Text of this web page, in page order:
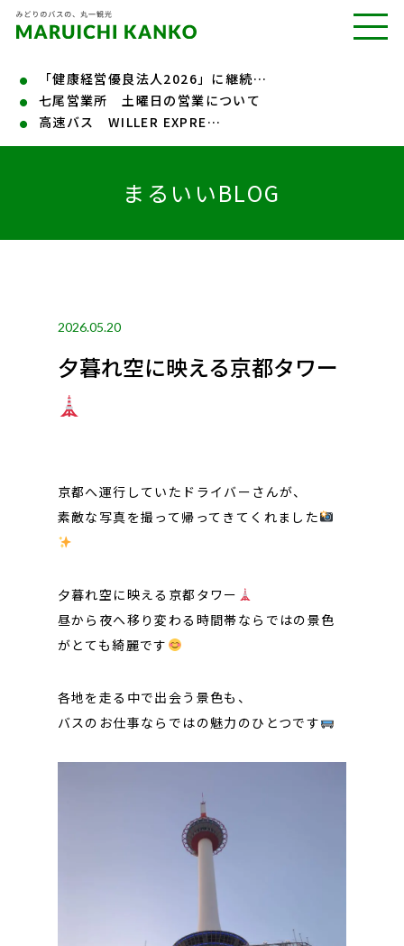
「健康経営優良法人2026」に継続…
七尾営業所 土曜日の営業について
高速バス WILLER EXPRE…
まるいいBLOG
2026.05.20
夕暮れ空に映える京都タワー
京都へ運行していたドライバーさんが、
素敵な写真を撮って帰ってきてくれました
夕暮れ空に映える京都タワー
昼から夜へ移り変わる時間帯ならではの景色
がとても綺麗です
各地を走る中で出会う景色も、
バスのお仕事ならではの魅力のひとつです